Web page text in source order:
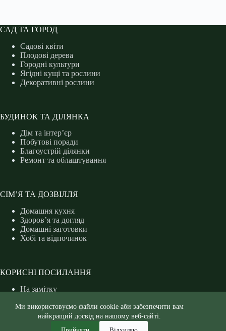
Ми використовуємо файли cookie аби забезпечити вам
найкращий досвід на нашому веб-сайті.
Прийняти
Відхиляю
е
о
н
и
з
у
.
е
ц
о
е
р
х
у
САД ТА ГОРОД
Садові квіти
Плодові дерева
Городні культури
Ягідні кущі та рослини
Декоративні рослини
БУДИНОК ТА ДІЛЯНКА
Дім та інтер’єр
Побутові поради
Благоустрій ділянки
Ремонт та облаштування
СІМ’Я ТА ДОЗВІЛЛЯ
Домашня кухня
Здоров’я та догляд
Домашні заготовки
Хобі та відпочинок
КОРИСНІ ПОСИЛАННЯ
На замітку
Форум дачників
Календар дачника